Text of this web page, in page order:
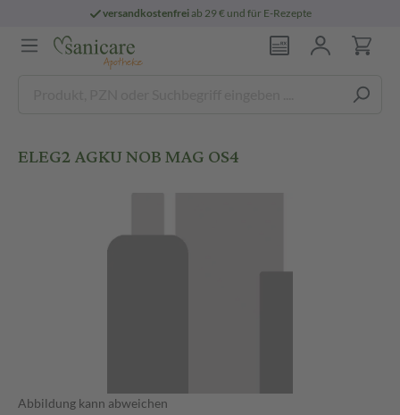
versandkostenfreiab 29 € und für E-Rezepte
ELEG2 AGKU NOB MAG OS4
Abbildung kann abweichen